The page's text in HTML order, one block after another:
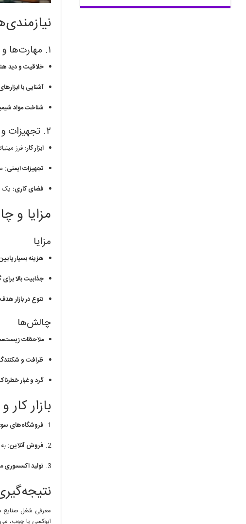
۱. مهارت‌ها و آموزش‌ها
خلاقیت و دید
آشنایی با
شناخت مواد
۲. تجهیزات و فضا
ابزار کار: فرز
تجهیزات ایمنی:
فضای کاری: یک
مزایا و
مزایا
هزینه بسیار
جذابیت بالا
تنوع در بازار
چالش‌ها
ملاحظات
ظرافت و
گرد و غبار
بازار کار
فروشگاه‌های
فروش آنلاین:
تولید اکسسوری
معرفی شغل صنایع
اپوکسی یا چوب،